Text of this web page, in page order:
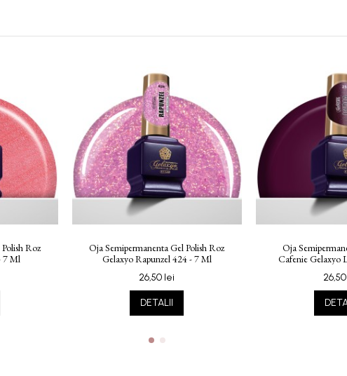
Roz
7 Ml
Oja Semipermanenta Gel Polish Roz
Gelaxyo Rapunzel 424 - 7 Ml
26,50 lei
DETALII
Oja
Cafenie Gelaxyo